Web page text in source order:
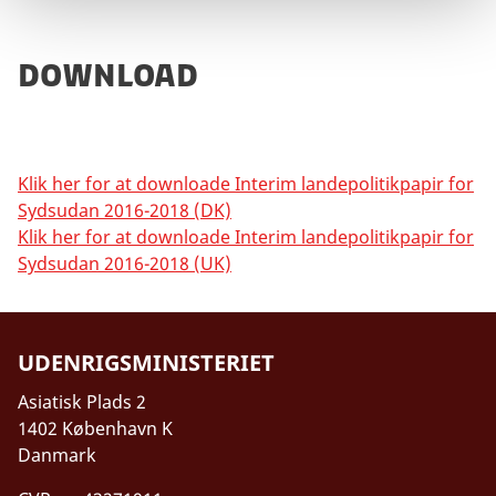
Download
Klik her for at downloade Interim landepolitikpapir for
Sydsudan 2016-2018 (DK)
Klik her for at downloade Interim landepolitikpapir for
Sydsudan 2016-2018 (UK)
UDENRIGSMINISTERIET
Asiatisk Plads 2
1402 København K
Danmark